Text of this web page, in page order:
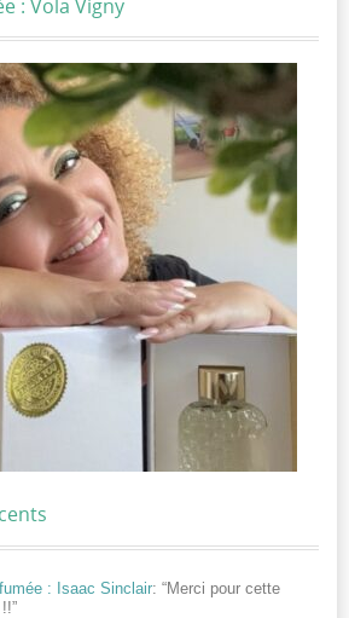
: Vola Vigny
: Isaac Sinclair: “Merci pour cette
”